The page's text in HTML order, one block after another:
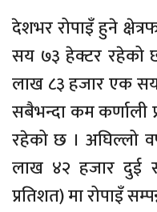
देशभर रोपाइँ हुने
सय ७३ हेक्टर रहेको
लाख ८३ हजार एक
सबैभन्दा कम कर्णाली
रहेको छ । अघिल्लो
लाख ४२ हजार दुई
प्रतिशत) मा रोपाइँ